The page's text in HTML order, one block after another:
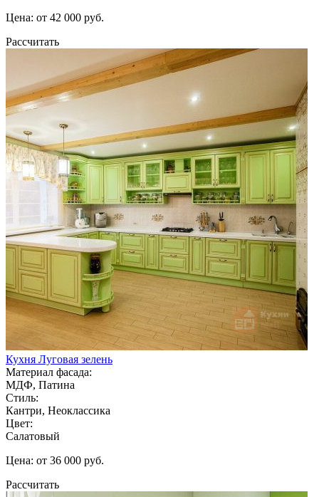
Цена: от 42 000 руб.
Рассчитать
Кухня Луговая зелень
Материал фасада:
МДФ, Патина
Стиль:
Кантри, Неоклассика
Цвет:
Салатовый
Цена: от 36 000 руб.
Рассчитать